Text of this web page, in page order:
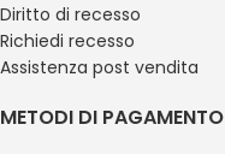
Diritto di recesso
Richiedi recesso
Assistenza post vendita
METODI DI PAGAMENTO